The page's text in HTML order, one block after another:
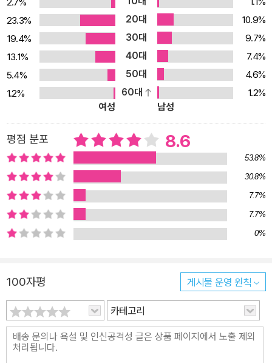
작가의 길을 선택해도 될지 망설이는 이들에게 작가의 길을 걷느냐
마느냐 하는 문제는 재능과 적성뿐만 아니라 확고한 의지, 그리고 운
에도 달려 있다고 조언한다. 또한 소설 창작에 관한 한, 그 어떤 말도
신뢰하지 말라고 충고한다. 자신이 갖고 있는 문제는 다른 모든 이의
문제와 마찬가지로 자신만의 고유한 문제이므로, 정답이 없으며 스스
로 해결책을 찾아야만 한다고 강조한다. 글쓰기 재능은 생각보다 훨
씬 흔하다. 그리고 대부분의 사람이 믿는 것과 달리 작가가 되는 데 그
하거나 터득하지 못하거나, 모 아니면 도다. 이 책은 작가의 길에서 겪
게 될 일들이 무엇인지 알려주고 아마추어 작가와 프로 작가를 구분
하는 기술들을 얻도록 도와줄 것이다.
23.3%
20대
10.9%
19.4%
30대
9.7%
13.1%
40대
7.4%
5.4%
50대
4.6%
1.2%
60대
1.2%
여성
남성
평점 분포 8.6
53.8%
30.8%
7.7%
7.7%
0%
100자평 게시물 운영 원칙
카테고리